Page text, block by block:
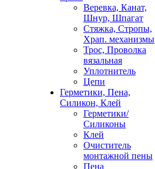
Веревка, Канат,
Шнур, Шпагат
Стяжка, Стропы,
Храп. механизмы
Трос, Проволка
вязальная
Уплотнитель
Цепи
Герметики, Пена,
Силикон, Клей
Герметики/
Силиконы
Клей
Очиститель
монтажной пены
Пена